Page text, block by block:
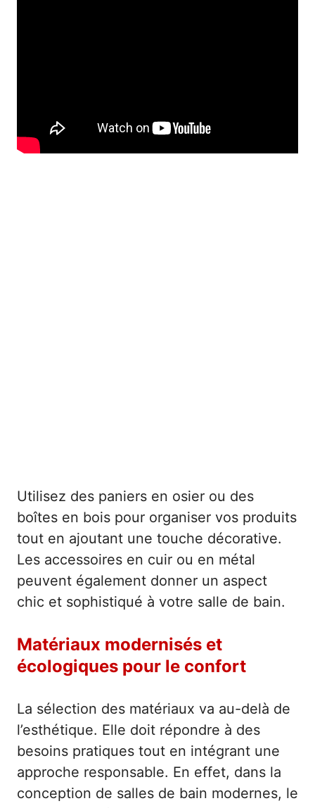
Utilisez des paniers en osier ou des
boîtes en bois pour organiser vos produits
tout en ajoutant une touche décorative.
Les accessoires en cuir ou en métal
peuvent également donner un aspect
chic et sophistiqué à votre salle de bain.
Matériaux modernisés et
écologiques pour le confort
La sélection des matériaux va au-delà de
l’esthétique. Elle doit répondre à des
besoins pratiques tout en intégrant une
approche responsable. En effet, dans la
conception de salles de bain modernes, le